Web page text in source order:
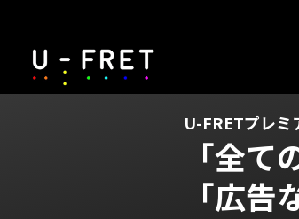
U-FRETプレミ
「全て
「広